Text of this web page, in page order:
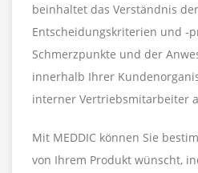
beinhaltet das Verständnis
Entscheidungskriterien und -
Schmerzpunkte und der
innerhalb Ihrer
interner Vertriebsmitarbeiter
Mit MEDDIC können Sie
von Ihrem Produkt wünscht,